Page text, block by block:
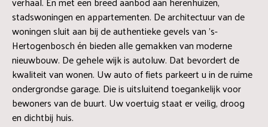
stadswoningen en appartementen. De architectuur van de
woningen sluit aan bij de authentieke gevels van ’s-
Hertogenbosch én bieden alle gemakken van moderne
nieuwbouw. De gehele wijk is autoluw. Dat bevordert de
kwaliteit van wonen. Uw auto of fiets parkeert u in de ruime
ondergrondse garage. Die is uitsluitend toegankelijk voor
bewoners van de buurt. Uw voertuig staat er veilig, droog
en dichtbij huis.